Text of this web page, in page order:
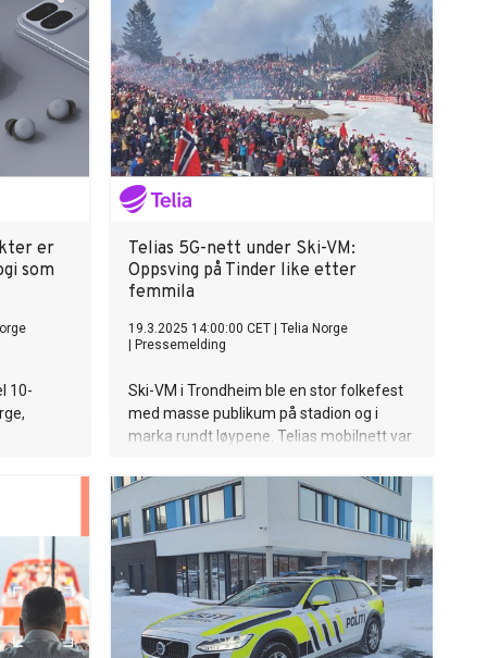
er
som
10-
Telias 5G-nett under Ski-VM:
Oppsving på Tinder like etter
femmila
19.3.2025 14:00:00 CET
Telia Norge
Pressemelding
Ski-VM i Trondheim ble en stor folkefest
med masse publikum på stadion og i
marka rundt løypene. Telias mobilnett var
leverte gode brukeropplevelser til både
publikum og NRK, som produserte live TV i
Telias mobilnett gjennom en egen skive i
5G-nettet. Folkefesten i Granåsen har
imponert både TV-seere, deltakere og
arrangørene. Til tross for tidvis
utfordrende forhold nådde arrangøren
salgsmålene på 220 000 billetter, og på